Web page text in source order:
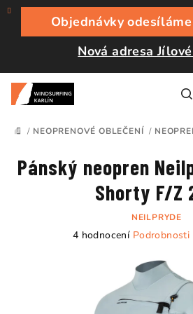
Přejít
obsah
Objednávky odesíláme
Nová adresa
DOMŮ
/ NEOPRENOVÉ OBLEČENÍ /
Pánský neopren
Shorty F/Z
NEILPRYDE
Průměrné
4 hodnocení Podrobnosti